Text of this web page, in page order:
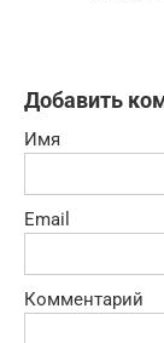
Добавить
Имя
Email
Комментарий